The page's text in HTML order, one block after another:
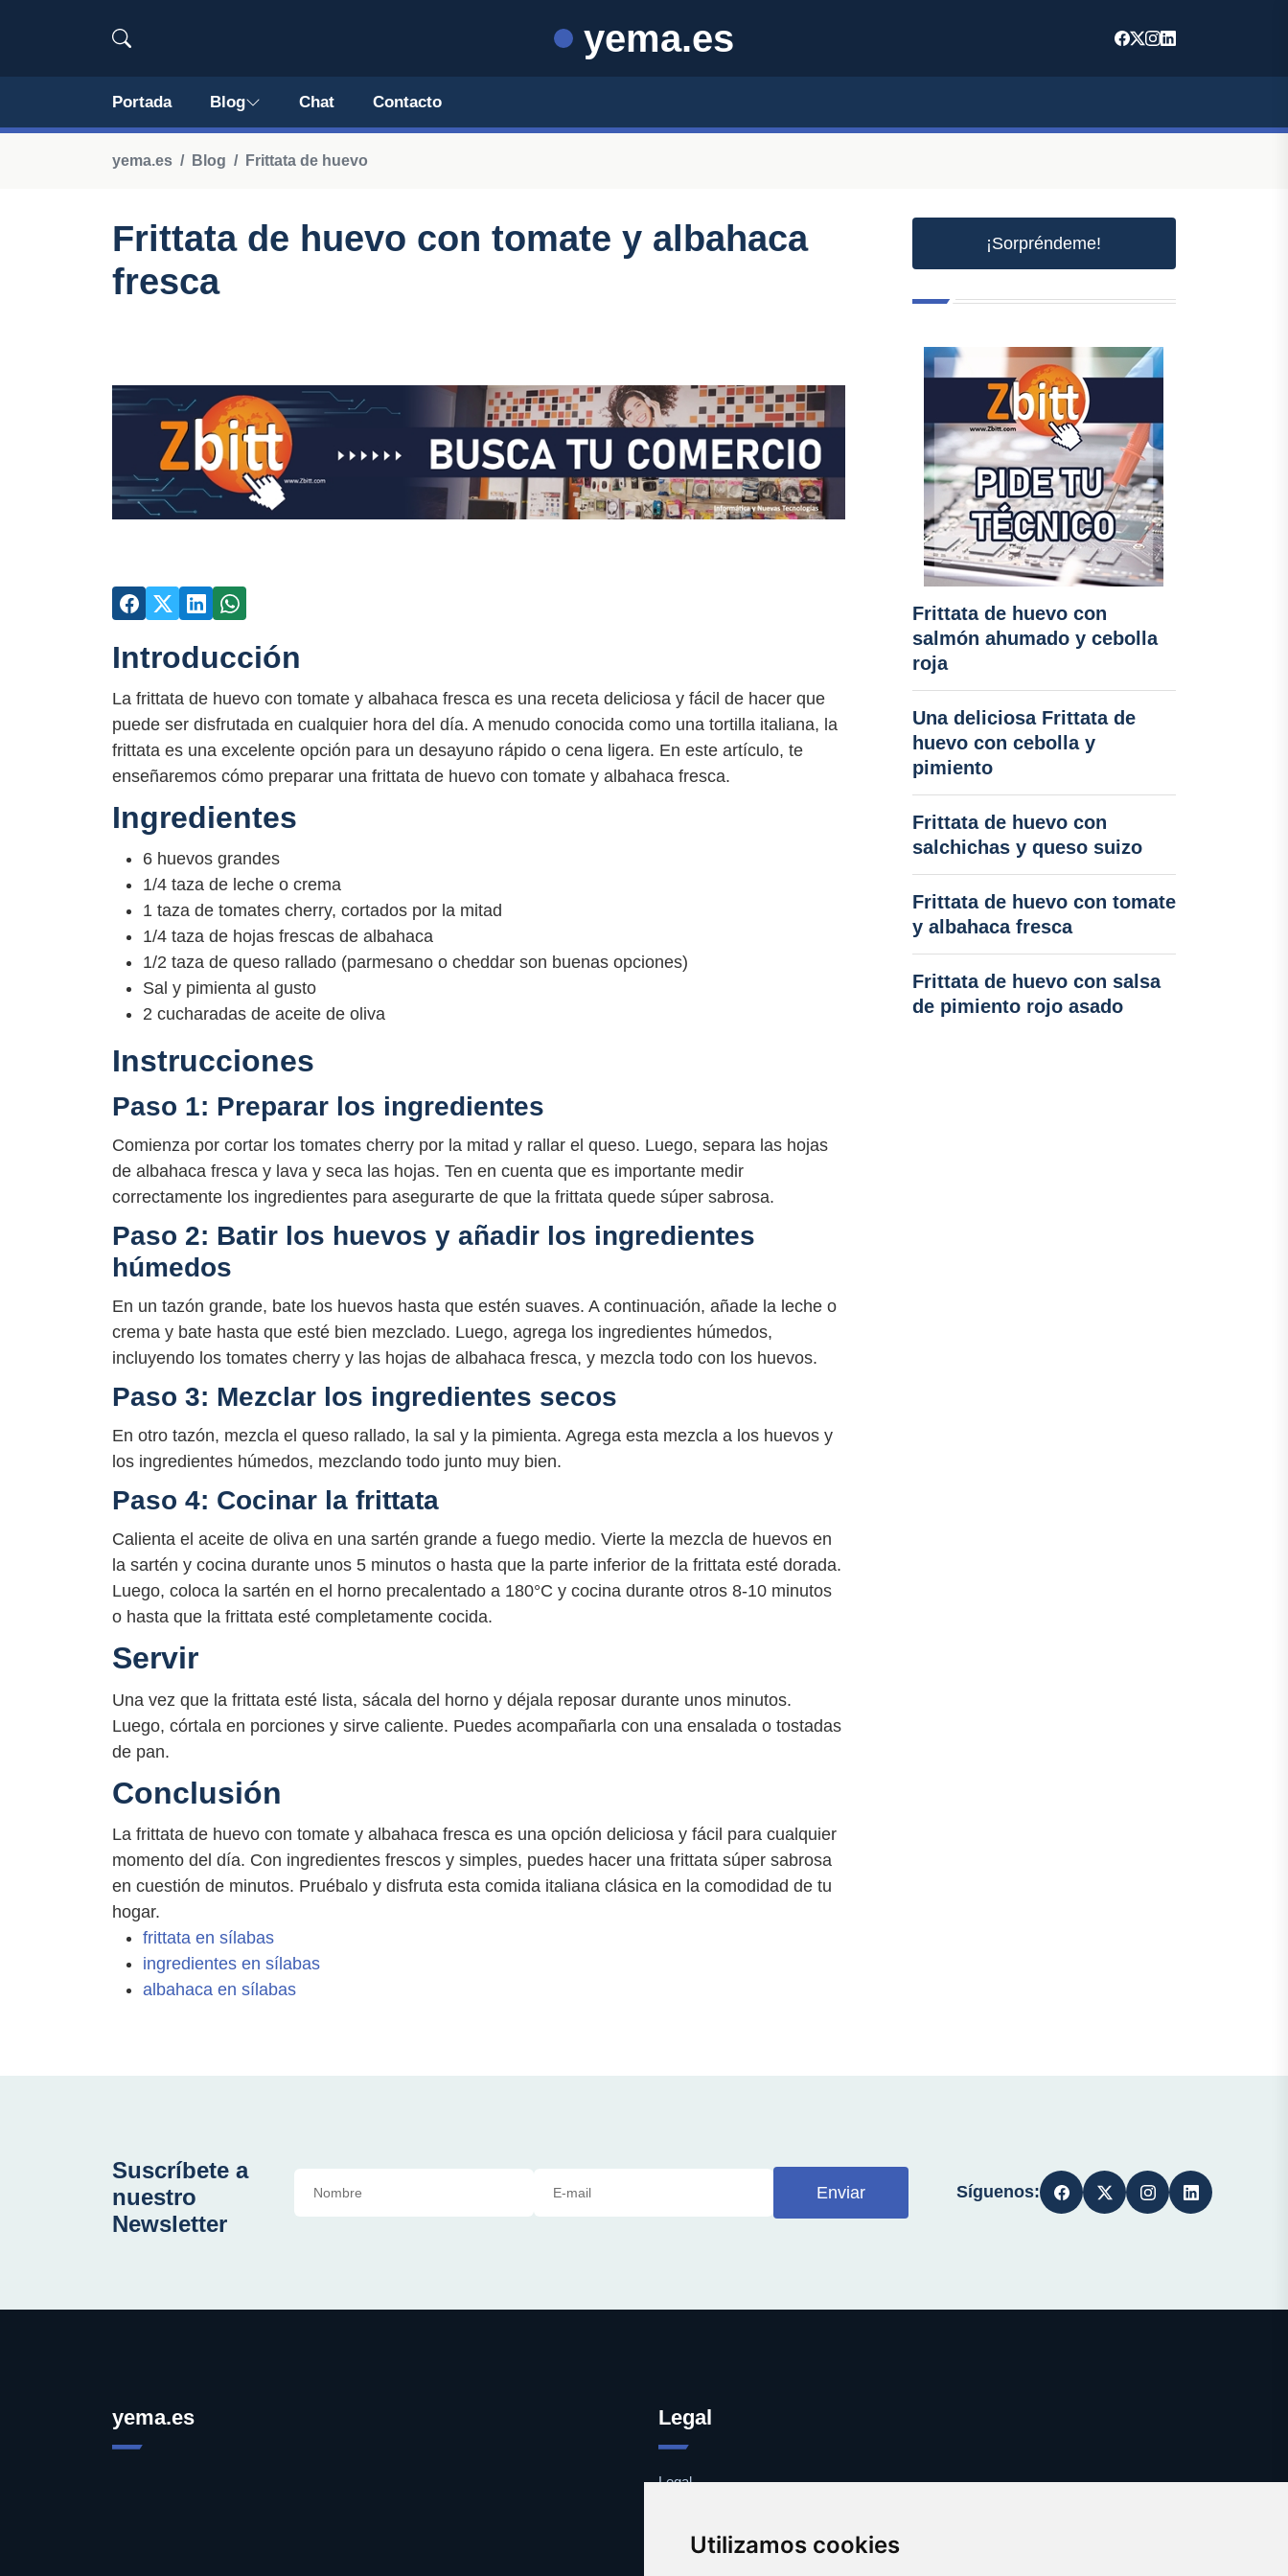
Utilizamos cookies
yema.es
Portada Blog Chat Contacto
yema.es Blog Frittata de huevo
Frittata de huevo con tomate y albahaca
fresca
Introducción
La frittata de huevo con tomate y albahaca fresca es una receta deliciosa y fácil de hacer que
puede ser disfrutada en cualquier hora del día. A menudo conocida como una tortilla italiana, la
frittata es una excelente opción para un desayuno rápido o cena ligera. En este artículo, te
enseñaremos cómo preparar una frittata de huevo con tomate y albahaca fresca.
Ingredientes
6 huevos grandes
1/4 taza de leche o crema
1 taza de tomates cherry, cortados por la mitad
1/4 taza de hojas frescas de albahaca
1/2 taza de queso rallado (parmesano o cheddar son buenas opciones)
Sal y pimienta al gusto
2 cucharadas de aceite de oliva
Instrucciones
Paso 1: Preparar los ingredientes
Comienza por cortar los tomates cherry por la mitad y rallar el queso. Luego, separa las hojas
de albahaca fresca y lava y seca las hojas. Ten en cuenta que es importante medir
correctamente los ingredientes para asegurarte de que la frittata quede súper sabrosa.
Paso 2: Batir los huevos y añadir los ingredientes
húmedos
En un tazón grande, bate los huevos hasta que estén suaves. A continuación, añade la leche o
crema y bate hasta que esté bien mezclado. Luego, agrega los ingredientes húmedos,
incluyendo los tomates cherry y las hojas de albahaca fresca, y mezcla todo con los huevos.
Paso 3: Mezclar los ingredientes secos
En otro tazón, mezcla el queso rallado, la sal y la pimienta. Agrega esta mezcla a los huevos y
los ingredientes húmedos, mezclando todo junto muy bien.
Paso 4: Cocinar la frittata
Calienta el aceite de oliva en una sartén grande a fuego medio. Vierte la mezcla de huevos en
la sartén y cocina durante unos 5 minutos o hasta que la parte inferior de la frittata esté dorada.
Luego, coloca la sartén en el horno precalentado a 180°C y cocina durante otros 8-10 minutos
o hasta que la frittata esté completamente cocida.
Servir
Una vez que la frittata esté lista, sácala del horno y déjala reposar durante unos minutos.
Luego, córtala en porciones y sirve caliente. Puedes acompañarla con una ensalada o tostadas
de pan.
Conclusión
La frittata de huevo con tomate y albahaca fresca es una opción deliciosa y fácil para cualquier
momento del día. Con ingredientes frescos y simples, puedes hacer una frittata súper sabrosa
en cuestión de minutos. Pruébalo y disfruta esta comida italiana clásica en la comodidad de tu
hogar.
frittata en sílabas
ingredientes en sílabas
albahaca en sílabas
¡Sorpréndeme!
Frittata de huevo con
salmón ahumado y cebolla
roja
Una deliciosa Frittata de
huevo con cebolla y
pimiento
Frittata de huevo con
salchichas y queso suizo
Frittata de huevo con tomate
y albahaca fresca
Frittata de huevo con salsa
de pimiento rojo asado
Suscríbete a
nuestro
Newsletter
Enviar Síguenos:
yema.es Legal
Legal
Contacto